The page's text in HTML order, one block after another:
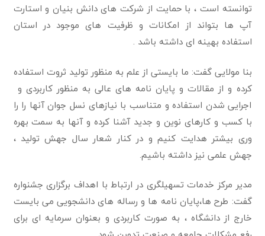
توانسته است ، با حمایت از شرکت های دانش بنیان و استارت
آپ ها بتواند از امکانات و ظرفیت های موجود در استان
استفاده بهینه ای داشته باشد .
بنا مولایی گفت: ما بایستی از علم به منظور تولید ثروت استفاده
کرده و از مقالات و پایان نامه های عالی به منظور کاربردی و
اجرایی شدن استفاده و متناسب با نیازهای نسل جوان آنها را را
با کسب و کارهای نوین و جدید آشنا کرده و آنها به سمت بهره
وری بیشتر هدایت کنیم و در کنار شعار سال جهش تولید ،
جهش علمی نیز داشته باشیم.
مدیر مرکز خدمات تسهیلگری در ارتباط با اهداف برگزاری جشنواره
گفت: طرح ها،پایان نامه ها و رساله های دانشجویی می بایست
خارج از دانشگاه ، به صورت کاربردی و بعنوان سرمایه ای برای